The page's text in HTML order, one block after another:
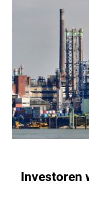
Investoren